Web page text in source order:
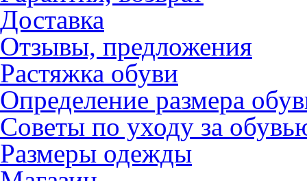
Доставка
Отзывы, предложения
Растяжка обуви
Определение размера
Советы по уходу за
Размеры одежды